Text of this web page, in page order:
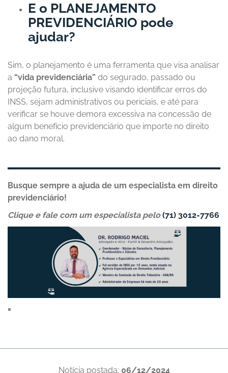
E o PLANEJAMENTO
PREVIDENCIÁRIO pode
ajudar?
Sim, o planejamento é uma ferramenta que visa analisar
a “vida previdenciária” do segurado, passado ou
projeção futura, inclusive visando identificar erros do
INSS, sejam administrativos ou periciais, e até para
verificar se houve demora excessiva na concessão de
algum benefício previdenciário que importe no direito
ao dano moral.
Busque sempre a ajuda de um especialista em direito
previdenciário!
Clique e fale com um especialista pelo(71) 3012-7766
=
Notícia postada: 06/12/2024